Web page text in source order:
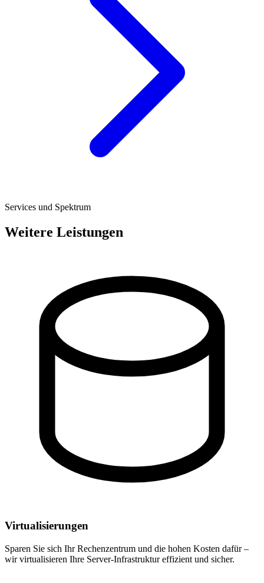
Services und Spektrum
Weitere Leistungen
Virtualisierungen
Sparen Sie sich Ihr Rechenzentrum und die hohen Kosten dafür –
wir virtualisieren Ihre Server-Infrastruktur effizient und sicher.